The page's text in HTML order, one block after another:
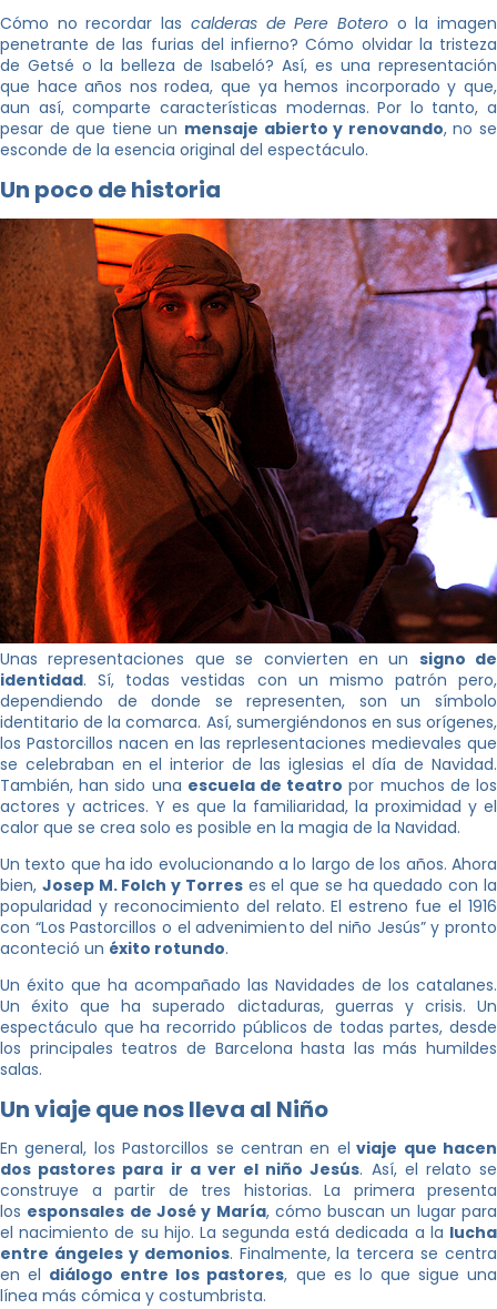
Cómo no recordar las calderas de Pere Boteroo la imagen
penetrante de las furias del infierno? Cómo olvidar la tristeza
de Getsé o la belleza de Isabeló? Así, es una representación
que hace años nos rodea, que ya hemos incorporado y que,
aun así, comparte características modernas. Por lo tanto, a
pesar de que tiene un mensaje abierto y renovando, no se
esconde de la esencia original del espectáculo.
Un poco de historia
Unas representaciones que se convierten en un signo de
identidad. Sí, todas vestidas con un mismo patrón pero,
dependiendo de donde se representen, son un símbolo
identitario de la comarca. Así, sumergiéndonos en sus orígenes,
los Pastorcillos nacen en las reprlesentaciones medievales que
se celebraban en el interior de las iglesias el día de Navidad.
También, han sido una escuela de teatro por muchos de los
actores y actrices. Y es que la familiaridad, la proximidad y el
calor que se crea solo es posible en la magia de la Navidad.
Un texto que ha ido evolucionando a lo largo de los años. Ahora
bien, Josep M. Folch y Torreses el que se ha quedado con la
popularidad y reconocimiento del relato. El estreno fue el 1916
con “Los Pastorcillos o el advenimiento del niño Jesús” y pronto
aconteció un éxito rotundo.
Un éxito que ha acompañado las Navidades de los catalanes.
Un éxito que ha superado dictaduras, guerras y crisis. Un
espectáculo que ha recorrido públicos de todas partes, desde
los principales teatros de Barcelona hasta las más humildes
salas.
Un viaje que nos lleva al Niño
En general, los Pastorcillos se centran en el viaje que hacen
dos pastores para ir a ver el niño Jesús. Así, el relato se
construye a partir de tres historias. La primera presenta
los esponsales de José y María, cómo buscan un lugar para
el nacimiento de su hijo. La segunda está dedicada a la lucha
entre ángeles y demonios. Finalmente, la tercera se centra
en el diálogo entre los pastores, que es lo que sigue una
línea más cómica y costumbrista.